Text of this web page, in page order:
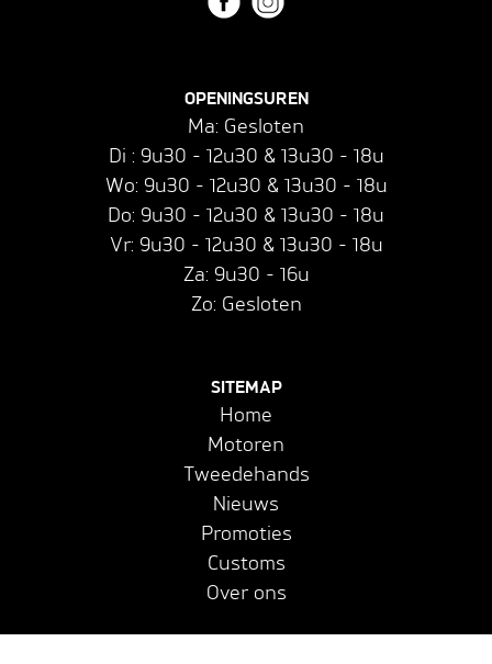
OPENINGSUREN
Ma: Gesloten
Di : 9u30 - 12u30 & 13u30 - 18u
Wo: 9u30 - 12u30 & 13u30 - 18u
Do: 9u30 - 12u30 & 13u30 - 18u
Vr: 9u30 - 12u30 & 13u30 - 18u
Za: 9u30 - 16u
Zo: Gesloten
SITEMAP
Home
Motoren
Tweedehands
Nieuws
Promoties
Customs
Over ons